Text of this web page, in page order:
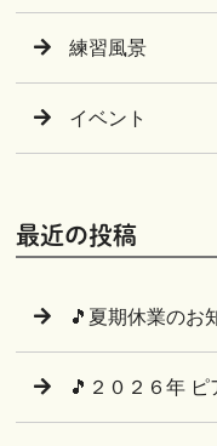
練習風景
イベント
最近の投稿
🎵夏期休業のお
🎵２０２６年 ピ